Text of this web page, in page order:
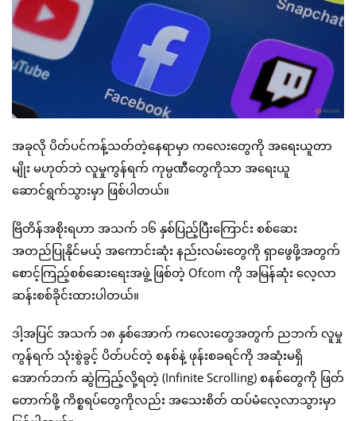
အခုလို ပိတ်ပင်ကန့်သတ်တဲ့နေရာမှာ ကလေးတွေကို အရေးယူတာ
မျိုး မဟုတ်ဘဲ လူမှုကွန်ရက် ကုမ္ပဏီတွေကိုသာ အရေးယူ
ဆောင်ရွက်သွားမှာ ဖြစ်ပါတယ်။
ဗြိတိန်အစိုးရဟာ အသက် ၁၆ နှစ်ပြည့်ပြီးကြောင်း စစ်ဆေး
အတည်ပြုနိုင်မယ့် အကောင်းဆုံး နည်းလမ်းတွေကို ရှာဖွေဖို့အတွက်
စောင့်ကြည့်စစ်ဆေးရေးအဖွဲ့ ဖြစ်တဲ့ Ofcom ကို အမြန်ဆုံး လေ့လာ
ဆန်းစစ်ခိုင်းထားပါတယ်။
ဒါ့အပြင် အသက် ၁၈ နှစ်အောက် ကလေးတွေအတွက် ညဘက် လူမှု
ကွန်ရက် သုံးစွဲခွင့် ပိတ်ပင်တဲ့ စနစ်နဲ့ ဖုန်းစခရင်ကို အဆုံးမရှိ
အောက်ဘက် ဆွဲကြည့်လို့ရတဲ့ (Infinite Scrolling) စနစ်တွေကို ဖြတ်
တောက်ဖို့ ကိစ္စရပ်တွေကိုလည်း အသေးစိတ် ထပ်မံလေ့လာသွားမှာ